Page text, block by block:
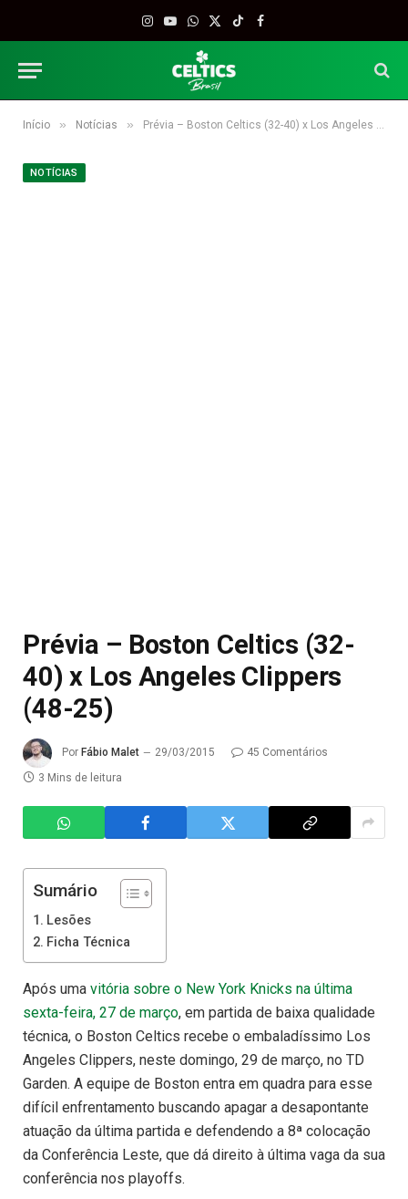
Instagram
YouTube
WhatsApp
X
TikTokFacebook
Início » Notícias » Prévia – Boston Celtics (32-40) x Los Angeles Clippers (48-25)
NOTÍCIAS
Prévia – Boston Celtics (32-
40) x Los Angeles Clippers
(48-25)
Por Fábio Malet 29/03/2015
45 Comentários
3 Mins de leitura
Sumário
Lesões
Ficha Técnica
Após uma vitória sobre o New York Knicks na última
sexta-feira, 27 de março, em partida de baixa qualidade
técnica, o Boston Celtics recebe o embaladíssimo Los
Angeles Clippers, neste domingo, 29 de março, no TD
Garden. A equipe de Boston entra em quadra para esse
difícil enfrentamento buscando apagar a desapontante
atuação da última partida e defendendo a 8ª colocação
da Conferência Leste, que dá direito à última vaga da sua
conferência nos playoffs.